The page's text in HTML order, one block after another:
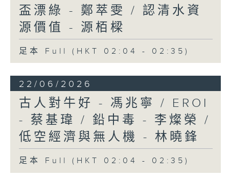
盃漂綠 - 鄭萃雯 / 認清水資
源價值 - 源栢樑
足本 Full (HKT 02:04 - 02:35)
22/06/2026
古人對牛好 - 馮兆寧 / EROI
- 蔡基瑋 / 鉛中毒 - 李燦榮 /
低空經濟與無人機 - 林曉鋒
足本 Full (HKT 02:04 - 02:35)